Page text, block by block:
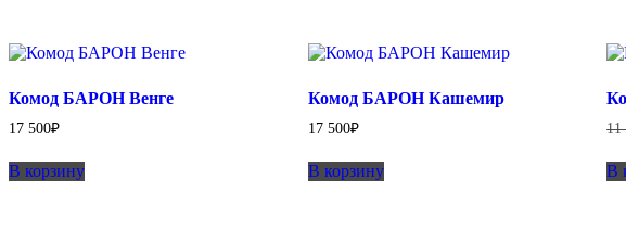
Комод БАРОН Венге
17 500₽
В корзину
Комод БАРОН Кашемир
17 500₽
В корзину
11
В